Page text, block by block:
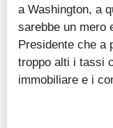
a Washington, a
sarebbe un mero
Presidente che a
troppo alti i tassi
immobiliare e i